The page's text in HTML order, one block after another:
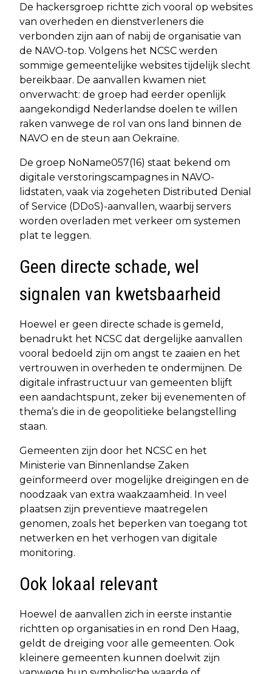
De hackersgroep richtte zich vooral op websites
van overheden en dienstverleners die
verbonden zijn aan of nabij de organisatie van
de NAVO-top. Volgens het NCSC werden
sommige gemeentelijke websites tijdelijk slecht
bereikbaar. De aanvallen kwamen niet
onverwacht: de groep had eerder openlijk
aangekondigd Nederlandse doelen te willen
raken vanwege de rol van ons land binnen de
NAVO en de steun aan Oekraïne.
De groep NoName057(16) staat bekend om
digitale verstoringscampagnes in NAVO-
lidstaten, vaak via zogeheten Distributed Denial
of Service (DDoS)-aanvallen, waarbij servers
worden overladen met verkeer om systemen
plat te leggen.
Geen directe schade, wel
signalen van kwetsbaarheid
Hoewel er geen directe schade is gemeld,
benadrukt het NCSC dat dergelijke aanvallen
vooral bedoeld zijn om angst te zaaien en het
vertrouwen in overheden te ondermijnen. De
digitale infrastructuur van gemeenten blijft
een aandachtspunt, zeker bij evenementen of
thema’s die in de geopolitieke belangstelling
staan.
Gemeenten zijn door het NCSC en het
Ministerie van Binnenlandse Zaken
geïnformeerd over mogelijke dreigingen en de
noodzaak van extra waakzaamheid. In veel
plaatsen zijn preventieve maatregelen
genomen, zoals het beperken van toegang tot
netwerken en het verhogen van digitale
monitoring.
Ook lokaal relevant
Hoewel de aanvallen zich in eerste instantie
richtten op organisaties in en rond Den Haag,
geldt de dreiging voor alle gemeenten. Ook
kleinere gemeenten kunnen doelwit zijn